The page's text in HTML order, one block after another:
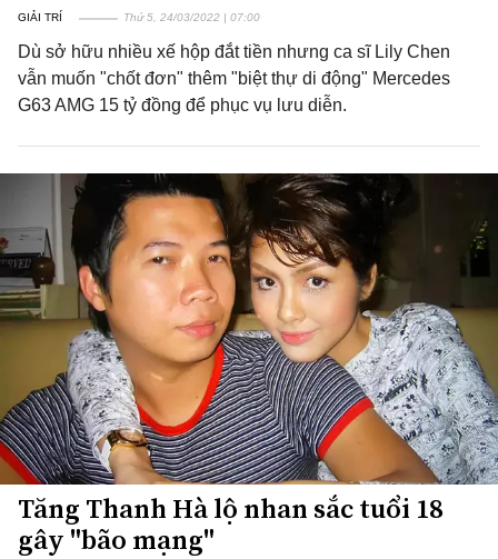
GIẢI TRÍ Thứ 5, 24/03/2022 | 07:00
Dù sở hữu nhiều xế hộp đắt tiền nhưng ca sĩ Lily Chen
vẫn muốn "chốt đơn" thêm "biệt thự di động" Mercedes
G63 AMG 15 tỷ đồng để phục vụ lưu diễn.
Tăng Thanh Hà lộ nhan sắc tuổi 18
gây "bão mạng"